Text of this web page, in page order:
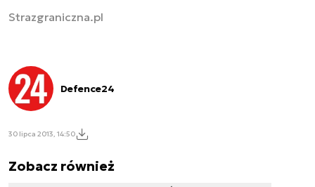
Strazgraniczna.pl
Defence24
30 lipca 2013, 14:50
Zobacz również